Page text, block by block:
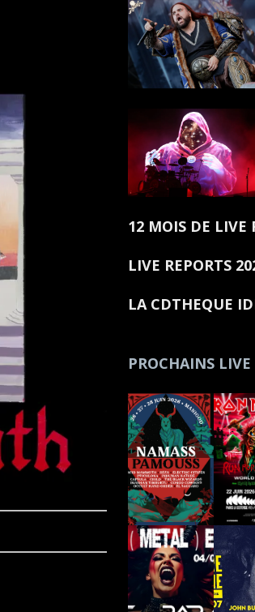
12 MOIS DE LIVE
LIVE REPORTS
LA CDTHEQUE
PROCHAINS LIVE